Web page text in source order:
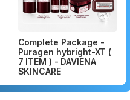
Complete Package -
Puragen hybright-XT (
7 ITEM ) - DAVIENA
SKINCARE